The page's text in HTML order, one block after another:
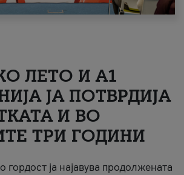
ЛЕТО И A1
ЈА ПОТВРДИЈА
И ВО
ТРИ ГОДИНИ
гордост ја најавува продолжената